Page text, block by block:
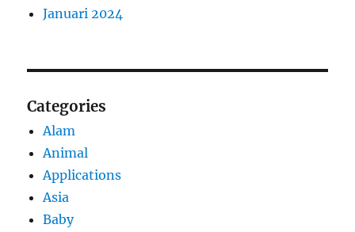
Januari 2024
Categories
Alam
Animal
Applications
Asia
Baby